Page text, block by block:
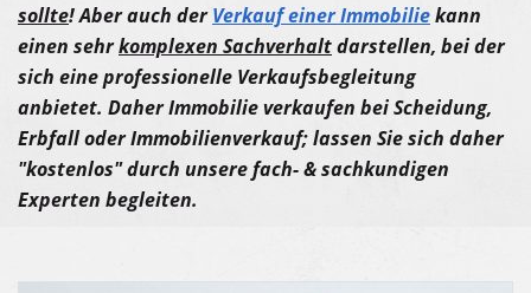
sollte! Aber auch derVerkauf einer Immobiliekann
einen sehrkomplexen Sachverhaltdarstellen, bei der
sich eine professionelle Verkaufsbegleitung
anbietet. Daher Immobilie verkaufen bei Scheidung,
Erbfall oder Immobilienverkauf; lassen Sie sich daher
"kostenlos" durch unsere fach- & sachkundigen
Experten begleiten.